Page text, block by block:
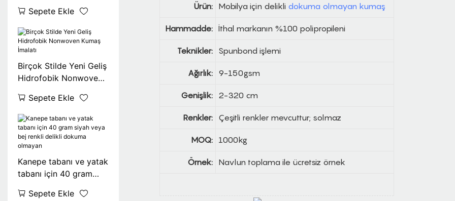
Ürün: Mobilya için delikli dokuma olmayan kumaş
Hammadde: İthal markanın %100 polipropileni
Teknikler: Spunbond işlemi
Ağırlık: 9-150gsm
Genişlik: 2-320 cm
Renkler: Çeşitli renkler mevcuttur; solmaz
MOQ: 1000kg
Örnek: Navlun toplama ile ücretsiz örnek
bağlanmış delikli
dokunmamış kumaş
Sepete Ekle
Birçok Stilde Yeni Geliş
Hidrofobik Nonwoven
Sepete Ekle
Kanepe tabanı ve yatak
tabanı için 40 gram
delikli dokuma olmayan
Sepete Ekle